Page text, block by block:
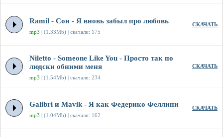
Ramil - Сон - Я вновь забыл про любовь
mp3 | (1.33Mb) | скачали: 175
СКАЧАТЬ
Niletto - Someone Like You - Просто так по
людски обними меня
mp3 | (1.54Mb) | скачали: 234
СКАЧАТЬ
Galibri и Mavik - Я как Федерико Феллини
mp3 | (1.04Mb) | скачали: 162
СКАЧАТЬ